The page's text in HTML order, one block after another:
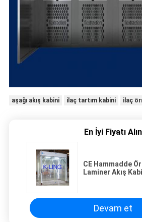
aşağı akış kabini ilaç tartım kabini ilaç
En İyi Fiyatı Alın
CE Hammadde
Laminer Akış
Devam et